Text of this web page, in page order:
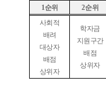
1순위 2순위
사회적
배려
대상자
배점
상위자
학자금
지원구간
배점
상위자